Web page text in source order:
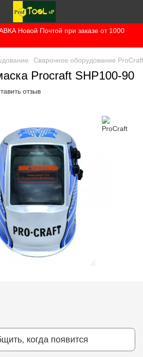
Новой Почтой при заказе от 1000
Сварочное оборудование ProCraft
Procraft SHP100-90
отзыв
когда появится